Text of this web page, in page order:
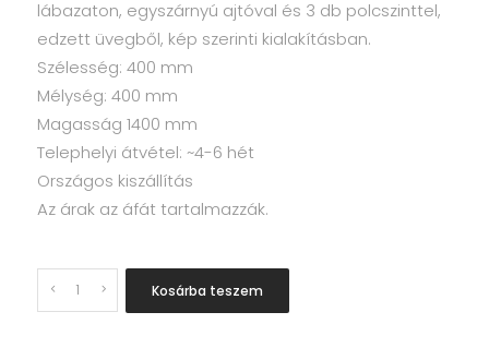
lábazaton, egyszárnyú ajtóval és 3 db polcszinttel,
edzett üvegből, kép szerinti kialakításban.
Szélesség: 400 mm
Mélység: 400 mm
Magasság 1400 mm
Telephelyi átvétel: ~4-6 hét
Országos kiszállítás
Az árak az áfát tartalmazzák.
Quantity Kosárba teszem